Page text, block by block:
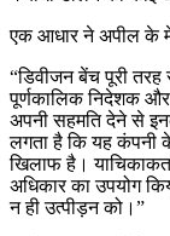
एक आधार ने अपील के
“डिवीजन बेंच पूरी
पूर्णकालिक निदेशक
अपनी सहमति देने से
लगता है कि यह कंपनी
खिलाफ है।
अधिकार का उपयोग
न ही उत्पीड़न को।”